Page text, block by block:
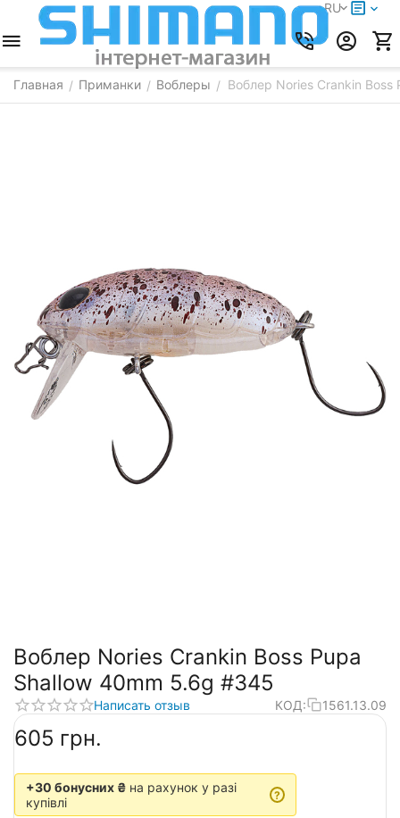
RU
Главная / Приманки / Воблеры / Воблер Nories Crankin
Воблер Nories Crankin Boss Pupa
Shallow 40mm 5.6g #345
Написать отзыв КОД: 1561.13.09
‍605‍ грн.
+30 бонусних ₴ на рахунок у разі
купівлі
?